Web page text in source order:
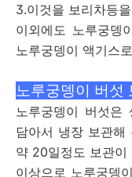
3.이것을 보리차등
이외에도 노루궁뎅
노루궁뎅이 액기스
노루궁뎅이 버섯
노루궁뎅이 버섯은
담아서 냉장 보관해
약 20일정도 보관이
이상으로 노루궁뎅